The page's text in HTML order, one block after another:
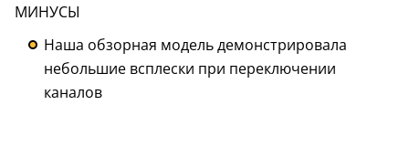
МИНУСЫ
Наша обзорная модель демонстрировала
небольшие всплески при переключении
каналов